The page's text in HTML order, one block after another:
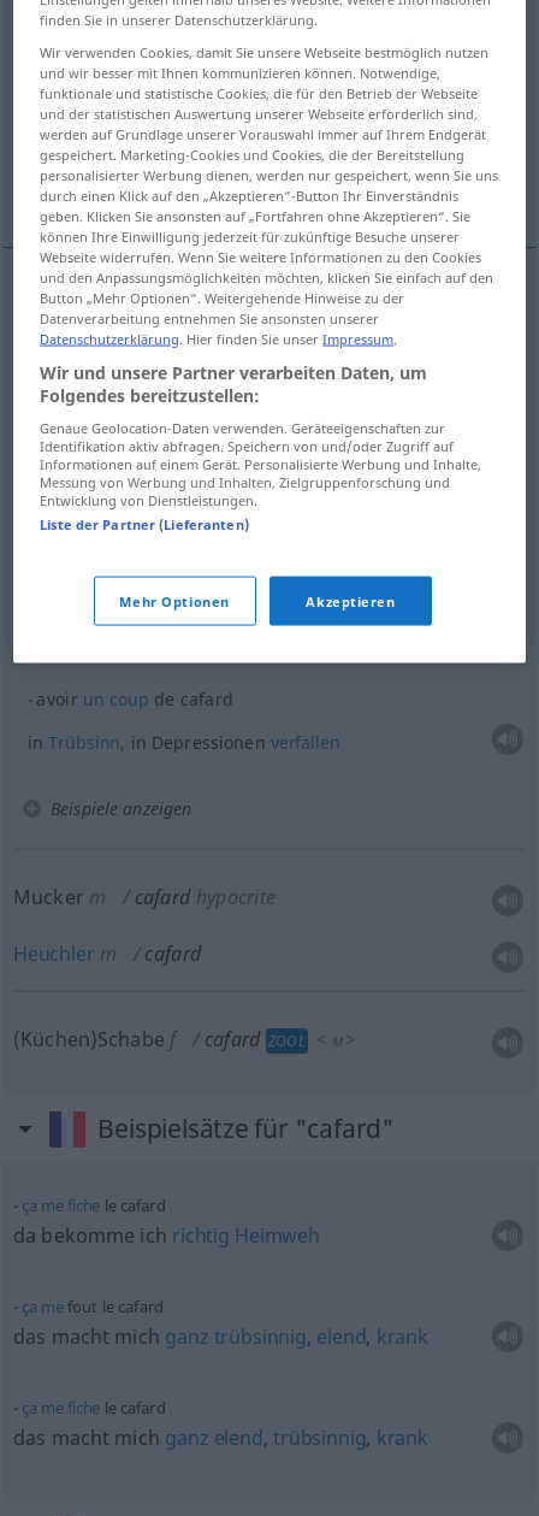
Übersicht aller Übersetzungen
(Für mehr Details die Übersetzung anklicken/antippen)
Petzer, Petze Mucker, Heuchler
Küchenschabe
Petzerm cafard ÉCOLE a. PÉJ < M,F>
Petzef cafard
Beispiele
avoir le cafard FAM
trübsinnig,trübselig, deprimiert
avoir le cafard
sein
avoir un coup de cafard
inTrübsinn, in Depressionen verfallen
Beispiele anzeigen
Mucker m cafard hypocrite
Heuchler m cafard
(Küchen)Schabe f cafard ZOOL < M >
Beispielsätze für "cafard"
ça mefiche le cafard
da bekomme ich richtig Heimweh
ça mefout le cafard
das macht mich ganz trübsinnig, elend, krank
ça mefiche le cafard
das macht mich ganz elend,trübsinnig, krank
finden Sie in unserer Datenschutzerklärung.
Wir verwenden Cookies, damit Sie unsere Webseite bestmöglich nutzen
und wir besser mit Ihnen kommunizieren können. Notwendige,
funktionale und statistische Cookies, die für den Betrieb der Webseite
und der statistischen Auswertung unserer Webseite erforderlich sind,
werden auf Grundlage unserer Vorauswahl immer auf Ihrem Endgerät
gespeichert. Marketing-Cookies und Cookies, die der Bereitstellung
personalisierter Werbung dienen, werden nur gespeichert, wenn Sie uns
durch einen Klick auf den „Akzeptieren“-Button Ihr Einverständnis
geben. Klicken Sie ansonsten auf „Fortfahren ohne Akzeptieren“. Sie
können Ihre Einwilligung jederzeit für zukünftige Besuche unserer
Webseite widerrufen. Wenn Sie weitere Informationen zu den Cookies
und den Anpassungsmöglichkeiten möchten, klicken Sie einfach auf den
Button „Mehr Optionen“. Weitergehende Hinweise zu der
Datenverarbeitung entnehmen Sie ansonsten unserer
Datenschutzerklärung. Hier finden Sie unserImpressum.
Wir und unsere Partner verarbeiten Daten, um
Folgendes bereitzustellen:
Genaue Geolocation-Daten verwenden. Geräteeigenschaften zur
Identifikation aktiv abfragen. Speichern von und/oder Zugriff auf
Informationen auf einem Gerät. Personalisierte Werbung und Inhalte,
Messung von Werbung und Inhalten, Zielgruppenforschung und
Entwicklung von Dienstleistungen.
Liste der Partner (Lieferanten)
Mehr Optionen Akzeptieren